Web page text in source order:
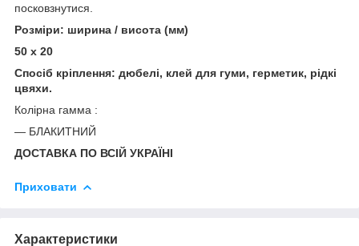
посковзнутися.
Розміри: ширина / висота (мм)
50 х 20
Спосіб кріплення: дюбелі, клей для гуми, герметик, рідкі
цвяхи.
Колірна гамма :
― БЛАКИТНИЙ
ДОСТАВКА ПО ВСІЙ УКРАЇНІ
Приховати
Характеристики